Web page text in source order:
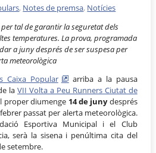
, Notes de premsa, Notícies
per tal de garantir la seguretat dels
temperatures. La prova, programada
a juny després de ser suspesa per
meteorològica
Caixa Popular
arriba a la pausa
la VII Volta a Peu Runners Ciutat de
proper diumenge 14 de junydesprés
passat per alerta meteorològica.
Esportiva Municipal i el Club
serà la sisena i penúltima cita del
setembre.